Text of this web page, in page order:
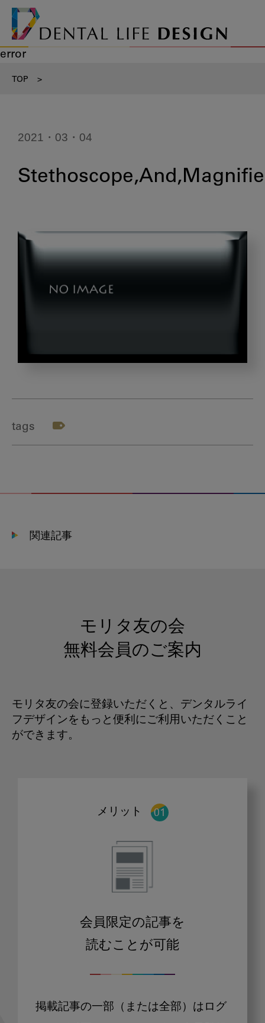
error
TOP >
2021・03・04
tags
関連記事
モリタ友の会
無料会員のご案内
モリタ友の会に登録いただくと、デンタルライ
フデザインをもっと便利にご利用いただくこと
ができます。
メリット
会員限定の記事を
読むことが可能
掲載記事の一部（または全部）はログ